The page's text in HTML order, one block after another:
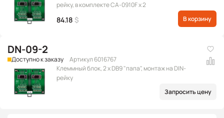
рейку, в комплекте CA-0910F x 2
84.18 $ В корзину
DN-09-2
Доступно к заказу
Артикул 6016767
Клеммный блок, 2 x DB9 "папа", монтаж на DIN-
рейку
Запросить цену